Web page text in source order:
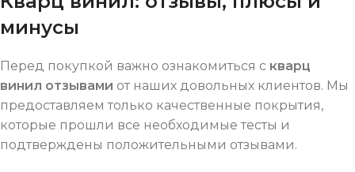
минусы
Перед покупкой важно ознакомиться с кварц
винил отзывами от наших довольных клиентов. Мы
предоставляем только качественные покрытия,
которые прошли все необходимые тесты и
подтверждены положительными отзывами.